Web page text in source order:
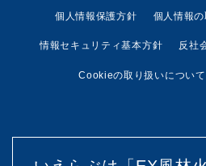
個人情報保護方針 個人情報
情報セキュリティ基本方針 反社
Cookieの取り扱いについて